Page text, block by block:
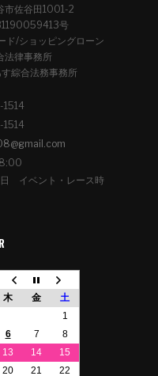
佐谷田1001-2
号
ド/ショッピングローン
法律事務所
綜合法務事務所
日 イベント・レース時
木 金
土
1
6 7
8
13 14
15
20 21 22